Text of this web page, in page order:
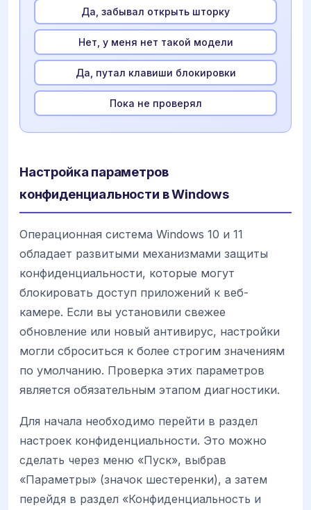
Да, забывал открыть шторку
Нет, у меня нет такой модели
Да, путал клавиши блокировки
Пока не проверял
Настройка параметров
конфиденциальности в Windows
Операционная система Windows 10 и 11
обладает развитыми механизмами защиты
конфиденциальности, которые могут
блокировать доступ приложений к веб-
камере. Если вы установили свежее
обновление или новый антивирус, настройки
могли сброситься к более строгим значениям
по умолчанию. Проверка этих параметров
является обязательным этапом диагностики.
Для начала необходимо перейти в раздел
настроек конфиденциальности. Это можно
сделать через меню «Пуск», выбрав
«Параметры» (значок шестеренки), а затем
перейдя в раздел «Конфиденциальность и